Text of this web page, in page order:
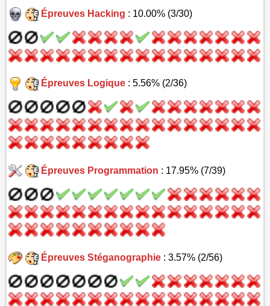
Épreuves Hacking : 10.00% (3/30)
Épreuves Logique: 5.56% (2/36)
Épreuves Programmation : 17.95% (7/39)
Épreuves Stéganographie: 3.57% (2/56)